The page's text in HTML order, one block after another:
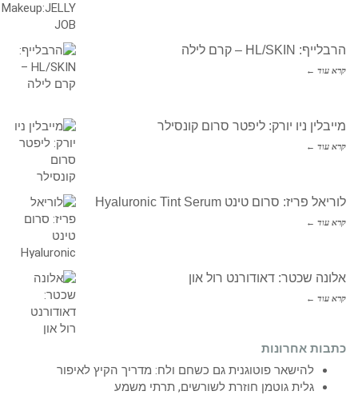
הרבלייף: HL/SKIN – קרם לילה
קרא עוד ←
מייבלין ניו יורק: ליפטר סרום קונסילר
קרא עוד ←
לוריאל פריז: סרום טינט Hyaluronic Tint Serum
קרא עוד ←
אלונה שכטר: דאודורנט רול און
קרא עוד ←
כתבות אחרונות
להישאר פוטוגנית גם כשחם ולח: מדריך הקיץ לאיפור
גלית גוטמן חוזרת לשורשים, תרתי משמע